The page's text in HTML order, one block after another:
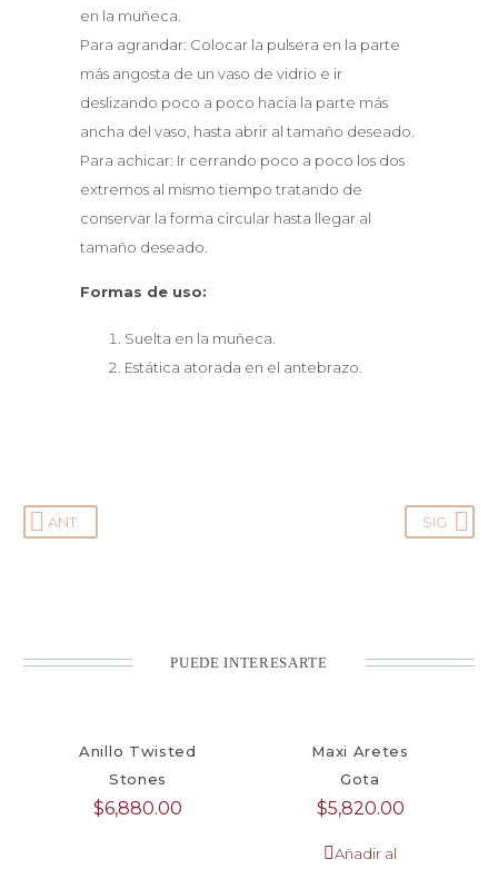
en la muñeca.
Para agrandar: Colocar la pulsera en la parte
más angosta de un vaso de vidrio e ir
deslizando poco a poco hacia la parte más
ancha del vaso, hasta abrir al tamaño deseado.
Para achicar: Ir cerrando poco a poco los dos
extremos al mismo tiempo tratando de
conservar la forma circular hasta llegar al
tamaño deseado.
Formas de uso:
Suelta en la muñeca.
Estática atorada en el antebrazo.
ANT. SIG.
PUEDE INTERESARTE
Anillo Twisted
Stones
$6,880.00
Maxi Aretes
Gota
$5,820.00
Añadir al